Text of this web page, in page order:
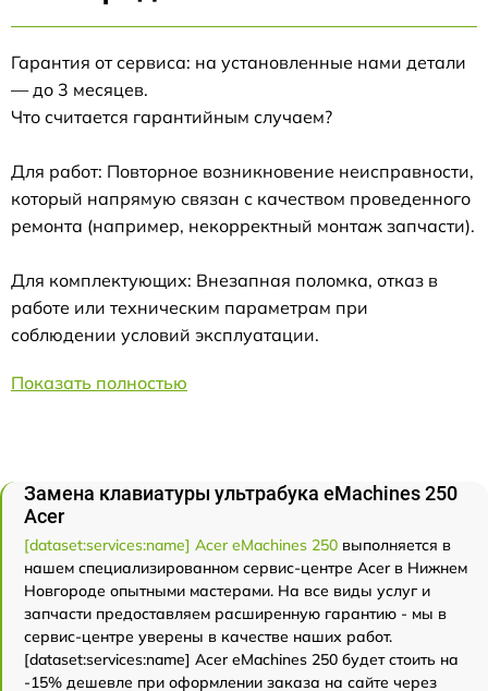
Гарантия от сервиса: на установленные нами детали
— до 3 месяцев.
Что считается гарантийным случаем?
Для работ: Повторное возникновение неисправности,
который напрямую связан с качеством проведенного
ремонта (например, некорректный монтаж запчасти).
Для комплектующих: Внезапная поломка, отказ в
работе или техническим параметрам при
соблюдении условий эксплуатации.
Показать полностью
Замена клавиатуры ультрабука eMachines 250
Acer
[dataset:services:name] Acer eMachines 250 выполняется в
нашем специализированном сервис-центре Acer в Нижнем
Новгороде опытными мастерами. На все виды услуг и
запчасти предоставляем расширенную гарантию - мы в
сервис-центре уверены в качестве наших работ.
[dataset:services:name] Acer eMachines 250 будет стоить на
-15% дешевле при оформлении заказа на сайте через